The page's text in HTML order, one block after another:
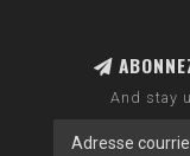
And stay